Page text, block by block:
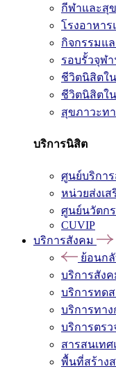
กีฬาและสุ
โรงอาหาร
กิจกรรมแ
รอบรั้วจุฬา
ชีวิตนิสิตใ
ชีวิตนิสิตใ
สุขภาวะท
บริการนิสิต
ศูนย์บริกา
หน่วยส่งเ
ศูนย์นวัตกร
CUVIP
บริการสังคม
ย้อนก
บริการสังค
บริการทด
บริการทา
บริการตร
สารสนเท
พื้นที่สร้าง